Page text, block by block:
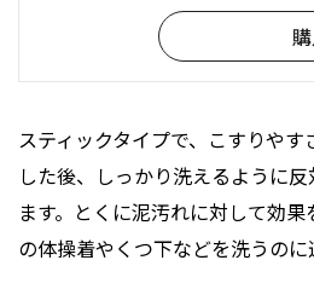
スティックタイプで、こすりや
した後、しっかり洗えるように
ます。とくに泥汚れに対して効
の体操着やくつ下などを洗うのに